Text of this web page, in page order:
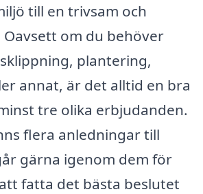
till en trivsam och
om du behöver
plantering,
annat, är det alltid en bra
tre olika erbjudanden.
flera anledningar till
gärna igenom dem för
fatta det bästa beslutet